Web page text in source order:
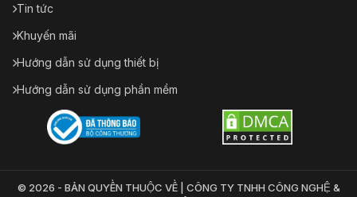
Tin tức
Khuyến mãi
Hướng dẫn sử dụng thiết bị
Hướng dẫn sử dụng phần mềm
© 2026 - BẢN QUYỀN THUỘC VỀ | CÔNG TY TNHH CÔNG NGHỆ &